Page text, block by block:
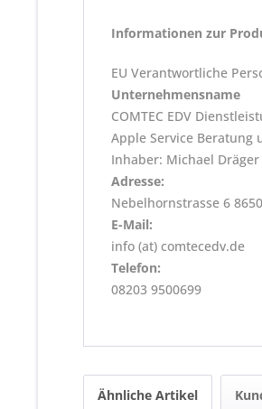
Informationen zur
EU Verantwortliche
Unternehmensname
COMTEC EDV
Apple Service Beratung
Inhaber: Michael Dräger
Adresse:
Nebelhornstrasse 6
E-Mail:
info (at) comtecedv.de
Telefon:
08203 9500699
Ähnliche Artikel